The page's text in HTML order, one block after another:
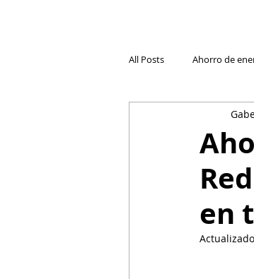
All Posts Ahorro de
Cambio de compañía
El futuro de la
en